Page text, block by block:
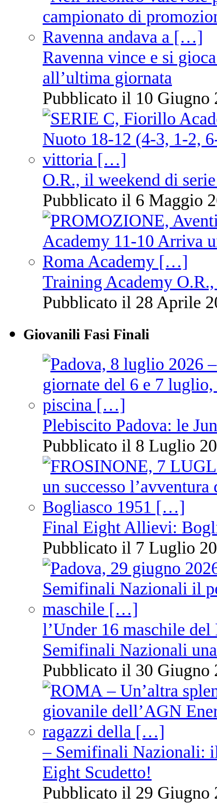
Ravenna vince e si
all’ultima giornata
Pubblicato il 10 Giugno
O.R., il weekend di
Pubblicato il 6 Maggio
Training Academy
Pubblicato il 28 Aprile
Giovanili Fasi Finali
Plebiscito Padova: le
Pubblicato il 8 Luglio
Final Eight Allievi:
Pubblicato il 7 Luglio
l’Under 16 maschile
Semifinali Nazionali
Pubblicato il 30 Giugno
– Semifinali Nazionali:
Eight Scudetto!
Pubblicato il 29 Giugno